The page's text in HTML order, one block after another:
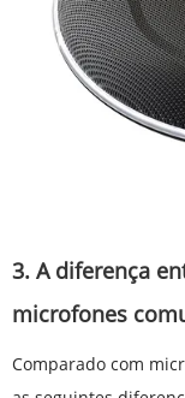
3. A diferença
microfones
Comparado com